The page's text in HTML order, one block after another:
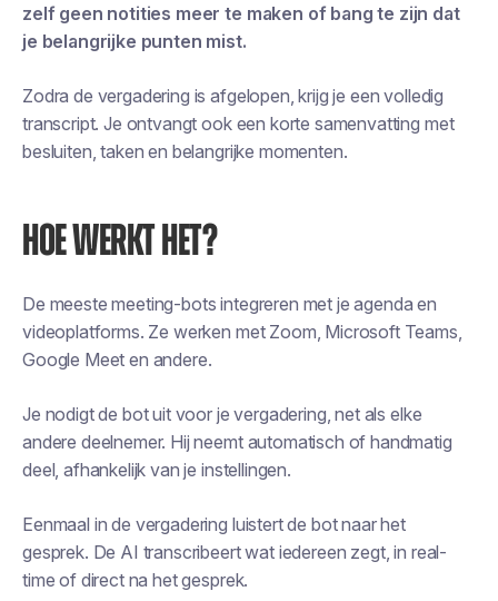
zelf geen notities meer te maken of bang te zijn dat
je belangrijke punten mist.
Zodra de vergadering is afgelopen, krijg je een volledig
transcript. Je ontvangt ook een korte samenvatting met
besluiten, taken en belangrijke momenten.
HOE WERKT HET?
De meeste meeting-bots integreren met je agenda en
videoplatforms. Ze werken met Zoom, Microsoft Teams,
Google Meet en andere.
Je nodigt de bot uit voor je vergadering, net als elke
andere deelnemer. Hij neemt automatisch of handmatig
deel, afhankelijk van je instellingen.
Eenmaal in de vergadering luistert de bot naar het
gesprek. De AI transcribeert wat iedereen zegt, in real-
time of direct na het gesprek.